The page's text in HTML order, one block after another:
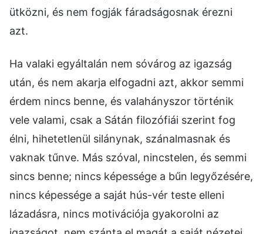
ütközni, és nem fogják fáradságosnak érezni
azt.
Ha valaki egyáltalán nem sóvárog az igazság
után, és nem akarja elfogadni azt, akkor semmi
érdem nincs benne, és valahányszor történik
vele valami, csak a Sátán filozófiái szerint fog
élni, hihetetlenül silánynak, szánalmasnak és
vaknak tűnve. Más szóval, nincstelen, és semmi
sincs benne; nincs képessége a bűn legyőzésére,
nincs képessége a saját hús-vér teste elleni
lázadásra, nincs motivációja gyakorolni az